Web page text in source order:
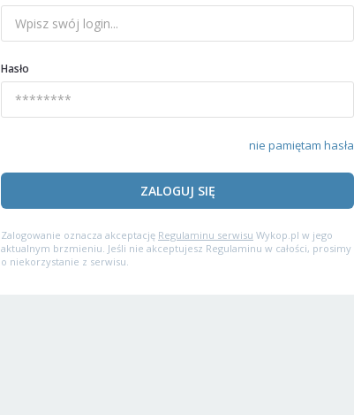
Hasło
nie pamiętam hasła
ZALOGUJ SIĘ
Zalogowanie oznacza akceptację Regulaminu serwisu Wykop.pl w jego
aktualnym brzmieniu. Jeśli nie akceptujesz Regulaminu w całości, prosimy
o niekorzystanie z serwisu.